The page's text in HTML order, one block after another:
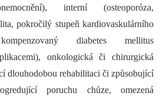
interní (osteoporóza,
pokročilý stupeň kardiovaskulárního
diabetes mellitus
onkologická či chirurgická
dlouhodobou rehabilitaci či způsobující
poruchu chůze, omezená